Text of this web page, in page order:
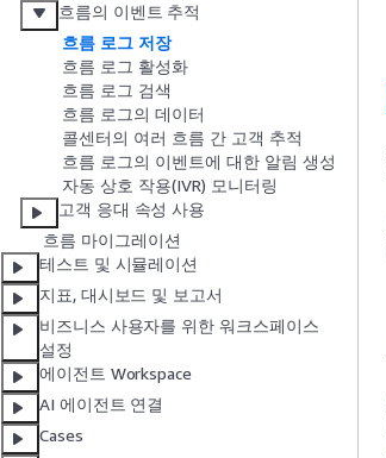
흐름의 이벤트 추적
흐름 로그 저장
흐름 로그 활성화
흐름 로그 검색
흐름 로그의 데이터
콜센터의 여러 흐름 간 고객 추적
흐름 로그의 이벤트에 대한 알림 생성
자동 상호 작용(IVR) 모니터링
고객 응대 속성 사용
흐름 마이그레이션
테스트 및 시뮬레이션
지표, 대시보드 및 보고서
비즈니스 사용자를 위한 워크스페이스
설정
에이전트 Workspace
AI 에이전트 연결
Cases